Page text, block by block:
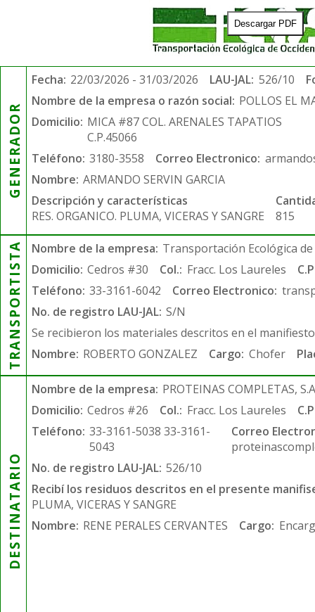
Descargar PDF
GENERADOR
Fecha: 22/03/2026 - 31/03/2026 LAU-JAL: 526/10
Nombre de la empresa o razón social: POLLOS EL
Domicilio: MICA #87 COL. ARENALES TAPATIOS
C.P.45066
Teléfono: 3180-3558 Correo Electronico:
Nombre: ARMANDO SERVIN GARCIA
Descripción y características
RES. ORGANICO. PLUMA, VICERAS Y SANGRE
815
TRANSPORTISTA Nombre de la empresa: Transportación Ecológica de
Domicilio: Cedros #30 Col.: Fracc. Los Laureles
Teléfono: 33-3161-6042 Correo Electronico:
No. de registro LAU-JAL: S/N
Se recibieron los materiales descritos en el
Nombre: ROBERTO GONZALEZ Cargo: Chofer
DESTINATARIO
Nombre de la empresa: PROTEINAS COMPLETAS,
Domicilio: Cedros #26 Col.: Fracc. Los Laureles
Teléfono: 33-3161-5038 33-3161-
5043
Correo
No. de registro LAU-JAL: 526/10
Recibí los residuos descritos en el presente
PLUMA, VICERAS Y SANGRE
Nombre: RENE PERALES CERVANTES Cargo: